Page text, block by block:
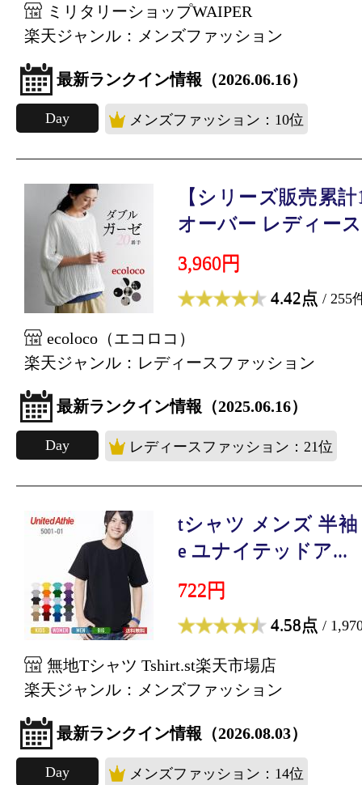
ミリタリーショップWAIPER
楽天ジャンル：メンズファッション
最新ランクイン情報（2026.06.16）
Day メンズファッション：10位
【シリーズ販売累
オーバー レディー
3,960円
4.42点 / 255
ecoloco（エコロコ）
楽天ジャンル：レディースファッション
最新ランクイン情報（2025.06.16）
Day レディースファッション：21位
tシャツ メンズ 半袖
e ユナイテッドア...
722円
4.58点 /
無地Tシャツ Tshirt.st楽天市場店
楽天ジャンル：メンズファッション
最新ランクイン情報（2026.08.03）
Day メンズファッション：14位